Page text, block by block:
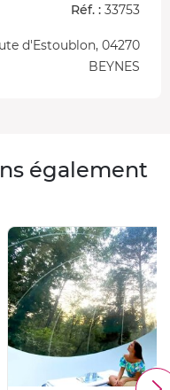
Réf. : 33753
d'Estoublon, 04270
BEYNES
également